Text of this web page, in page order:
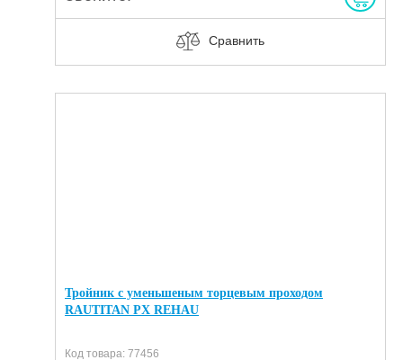
Сравнить
Тройник с уменьшеным торцевым проходом
RAUTITAN PX REHAU
Код товара: 77456